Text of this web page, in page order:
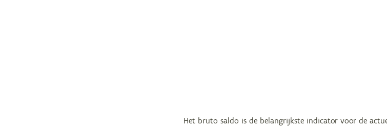
Het bruto saldo is de belangrijkste indicator voor de